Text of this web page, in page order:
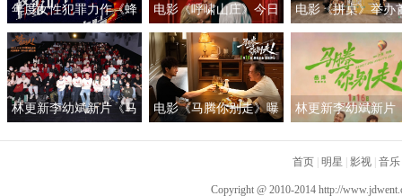
年度女性犯罪力作《蜂
蜜的针》定档3月28日
绝版影后阵容癫
电影《呼啸山庄》今日
上映
电影《拼桌》举办
礼及路演 白色情人
约搭子稳稳幸福
林更新李幼斌新片《马
电影《马腾你别走》曝
生“新地图”
林更新李幼斌新片
首页 明星 影视 音乐
Copyright @ 2010-2014 http://